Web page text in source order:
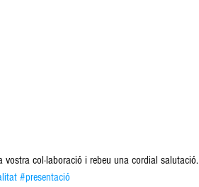
vostra col·laboració i rebeu una cordial salutació.
#presentació